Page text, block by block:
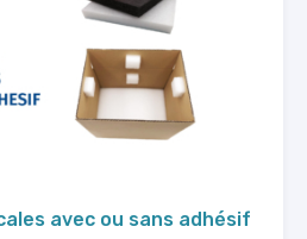
avec ou sans adhésif